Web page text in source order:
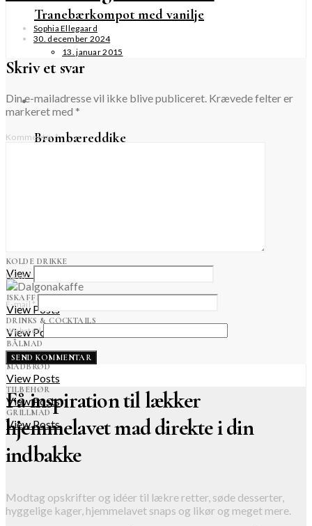
Tranebærkompot med vanilje
13. januar 2015
Brombæreddike
KOLDE DRIKKE
View Posts
ISKAFFE
View Posts
DRINKS & COCKTAILS
View Posts
BÅLMAD
View Posts
MADBRØD
View Posts
TILBEHØR
View Posts
GRILLMAD
View Posts
Sophia Ellegaard
30. december 2024
Skriv et svar
Din e-mailadresse vil ikke blive publiceret. Krævede felter er
markeret med *
Kommentar*
Navn*
E-mail *
Websted
Få inspiration til lækker
hjemmelavet mad direkte i din
indbakke
Modtag opskrifter og idéer til lækre retter, søde desserter,
hyggelige kager, hjemmelavet snaps og likør og meget mere.